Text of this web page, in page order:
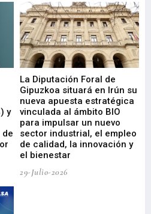
y
La Diputación Foral de
Gipuzkoa situará en Irún su
nueva apuesta estratégica
vinculada al ámbito BIO
para impulsar un nuevo
sector industrial, el empleo
de calidad, la innovación y
el bienestar
29-Julio-2026